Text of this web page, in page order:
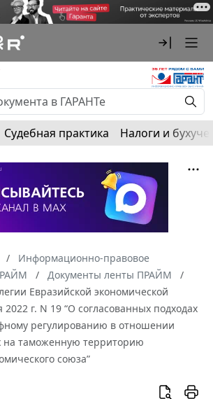
Судебная практика Налоги и
Информационно-правовое
Документы ленты ПРАЙМ
Евразийской экономической
г. N 19 “О согласованных подходах
регулированию в отношении
на таможенную территорию
союза”